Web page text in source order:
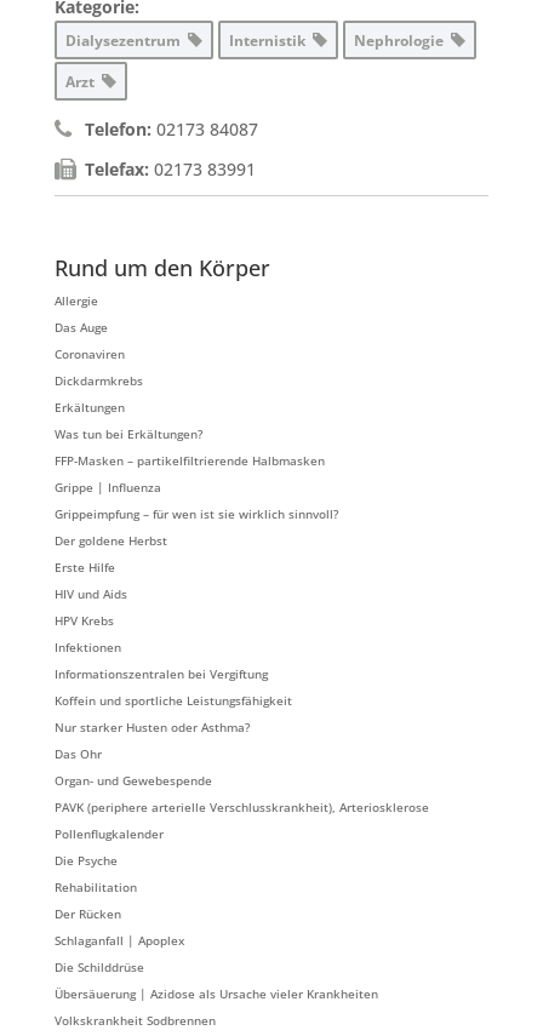
Kategorie:
Dialysezentrum Internistik
Nephrologie
Arzt
Telefon: 02173 84087
Telefax: 02173 83991
Rund um den Körper
Allergie
Das Auge
Coronaviren
Dickdarmkrebs
Erkältungen
Was tun bei Erkältungen?
FFP-Masken – partikelfiltrierende Halbmasken
Grippe | Influenza
Grippeimpfung – für wen ist sie wirklich sinnvoll?
Der goldene Herbst
Erste Hilfe
HIV und Aids
HPV Krebs
Infektionen
Informationszentralen bei Vergiftung
Koffein und sportliche Leistungsfähigkeit
Nur starker Husten oder Asthma?
Das Ohr
Organ- und Gewebespende
PAVK (periphere arterielle Verschlusskrankheit), Arteriosklerose
Pollenflugkalender
Die Psyche
Rehabilitation
Der Rücken
Schlaganfall | Apoplex
Die Schilddrüse
Übersäuerung | Azidose als Ursache vieler Krankheiten
Volkskrankheit Sodbrennen